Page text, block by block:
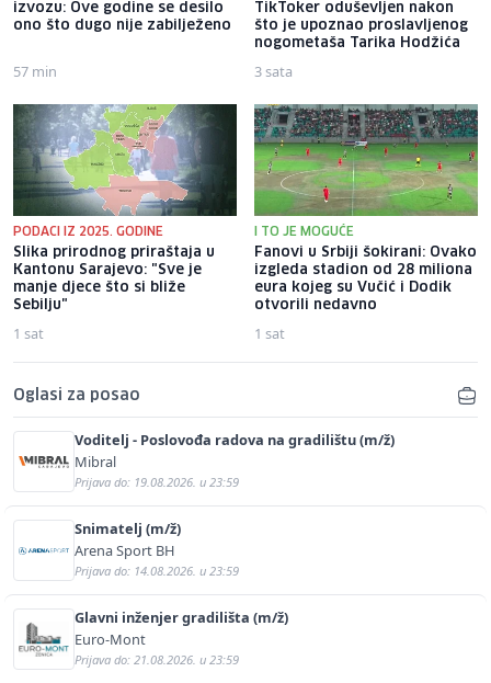
izvozu: Ove godine se desilo
ono što dugo nije zabilježeno
57 min
TikToker oduševljen nakon
što je upoznao proslavljenog
nogometaša Tarika Hodžića
3 sata
PODACI IZ 2025. GODINE
Slika prirodnog priraštaja u
Kantonu Sarajevo: "Sve je
manje djece što si bliže
Sebilju"
1 sat
I TO JE MOGUĆE
Fanovi u Srbiji šokirani: Ovako
izgleda stadion od 28 miliona
eura kojeg su Vučić i Dodik
otvorili nedavno
1 sat
Oglasi za posao
Voditelj - Poslovođa radova na gradilištu (m/ž)
Mibral
Prijava do: 19.08.2026. u 23:59
Snimatelj (m/ž)
Arena Sport BH
Prijava do: 14.08.2026. u 23:59
Glavni inženjer gradilišta (m/ž)
Euro-Mont
Prijava do: 21.08.2026. u 23:59